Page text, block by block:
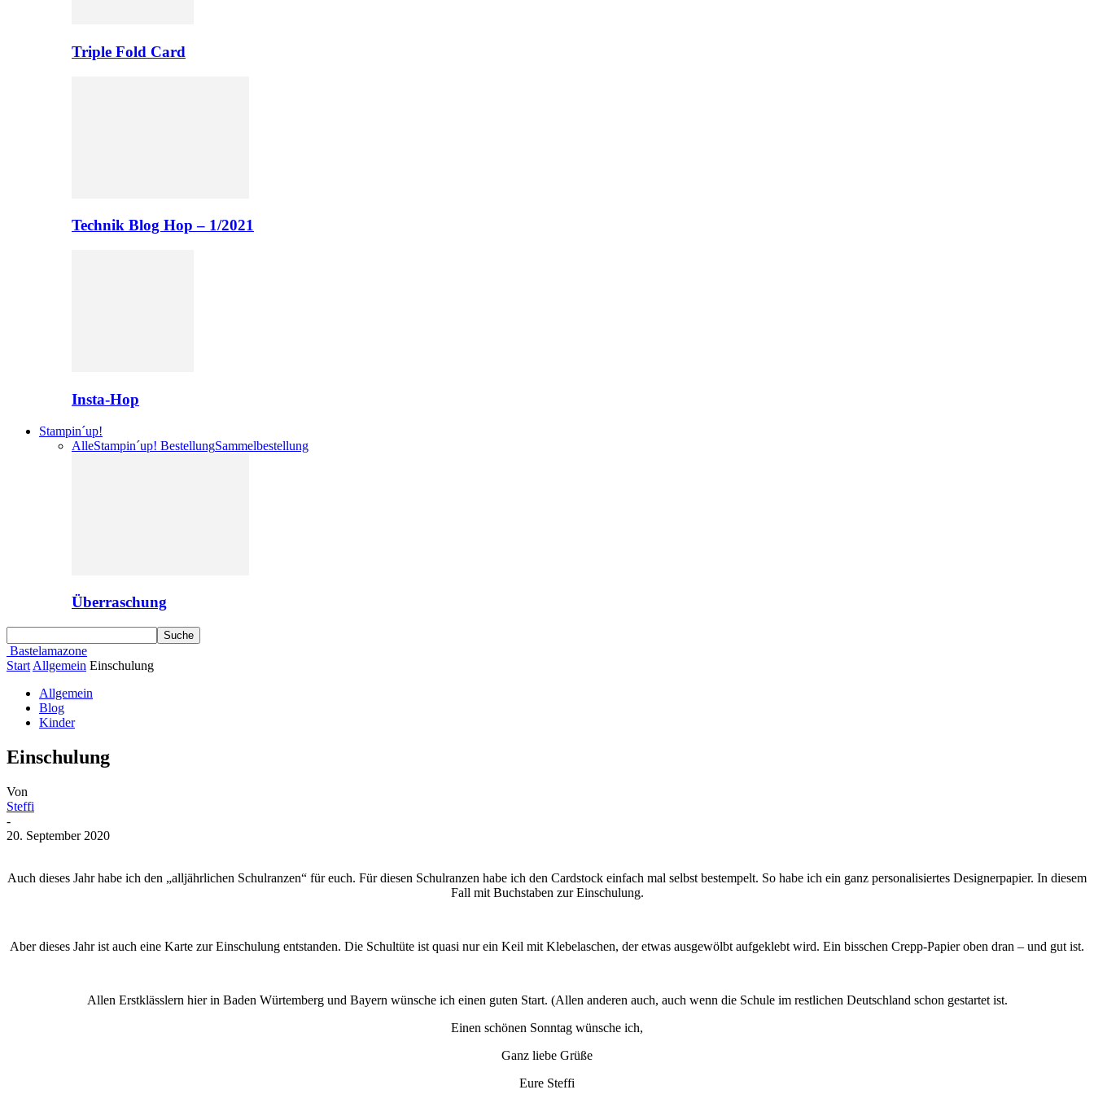
Triple Fold Card
Technik Blog Hop – 1/2021
Insta-Hop
Stampin´up!
AlleStampin´up! BestellungSammelbestellung
Überraschung
Bastelamazone
Start Allgemein Einschulung
Allgemein
Blog
Kinder
Einschulung
Von
Steffi
-
20. September 2020
Auch dieses Jahr habe ich den „alljährlichen Schulranzen“ für euch. Für diesen Schulranzen habe ich den Cardstock einfach mal selbst bestempelt. So habe ich ein ganz personalisiertes Designerpapier. In diesem
Fall mit Buchstaben zur Einschulung.
Aber dieses Jahr ist auch eine Karte zur Einschulung entstanden. Die Schultüte ist quasi nur ein Keil mit Klebelaschen, der etwas ausgewölbt aufgeklebt wird. Ein bisschen Crepp-Papier oben dran – und gut ist.
Allen Erstklässlern hier in Baden Würtemberg und Bayern wünsche ich einen guten Start. (Allen anderen auch, auch wenn die Schule im restlichen Deutschland schon gestartet ist.
Einen schönen Sonntag wünsche ich,
Ganz liebe Grüße
Eure Steffi